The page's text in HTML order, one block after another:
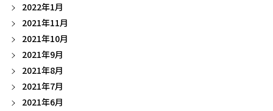
2022年1月
2021年11月
2021年10月
2021年9月
2021年8月
2021年7月
2021年6月